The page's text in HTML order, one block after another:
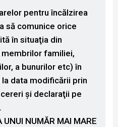
pentru încălzirea
să comunice orice
în situaţia din
familiei,
a bunurilor etc) în
data modificării prin
şi declaraţii pe
UNUI NUMĂR MAI MARE